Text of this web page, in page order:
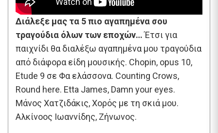
Διάλεξε μας τα 5 πιο αγαπημένα σου
τραγούδια όλων των εποχών…Έτσι για
παιχνίδι θα διαλέξω αγαπημένα μου τραγούδια
από διάφορα είδη μουσικής. Chopin, opus 10,
Etude 9 σε Φα ελάσσονα. Counting Crows,
Round here. Etta James, Damn your eyes.
Μάνος Χατζιδάκις, Χορός με τη σκιά μου.
Αλκίνοος Ιωαννίδης, Ζήνωνος.